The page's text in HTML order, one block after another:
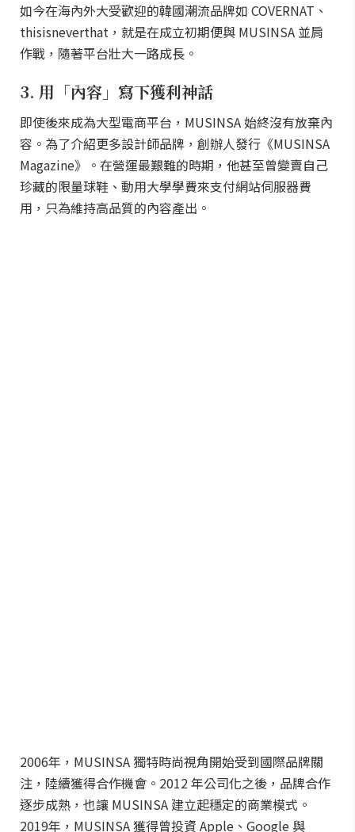
如今在海內外大受歡迎的韓國潮流品牌如 COVERNAT、
thisisneverthat，就是在成立初期便與 MUSINSA 並肩
作戰，隨著平台壯大一路成長。
3. 用「內容」寫下獲利神話
即使後來成為大型電商平台，MUSINSA 始終沒有放棄內
容。為了介紹更多設計師品牌，創辦人發行《MUSINSA
Magazine》。在營運最艱難的時期，他甚至曾變賣自己
珍藏的限量球鞋、動用大學學費來支付網站伺服器費
用，只為維持高品質的內容產出。
2006年，MUSINSA 獨特時尚視角開始受到國際品牌關
注，陸續獲得合作機會。2012 年公司化之後，品牌合作
逐步成熟，也讓 MUSINSA 建立起穩定的商業模式。
2019年，MUSINSA 獲得曾投資 Apple、Google 與